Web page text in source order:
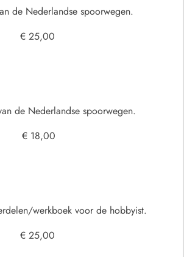
de Nederlandse spoorwegen.
€ 25,00
de Nederlandse spoorwegen.
€ 18,00
werkboek voor de hobbyist.
€ 25,00